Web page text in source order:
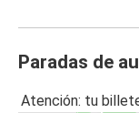
Paradas de
Atención: tu